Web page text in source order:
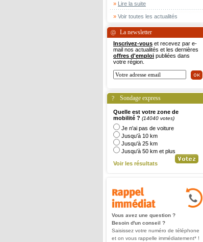
» Lire la suite
» Voir toutes les actualités
La newsletter
Inscrivez-vous et recevez par e-
mail nos actualités et les dernières
offres d'emploi publiées dans
votre région.
Sondage express
Quelle est votre zone de
mobilité ? (14040 votes)
Je n'ai pas de voiture
Jusqu'à 10 km
Jusqu'à 25 km
Jusqu'à 50 km et plus
Voir les résultats
Vous avez une question ?
Besoin d'un conseil ?
Saisissez votre numéro de téléphone
et on vous rappelle immédiatement* !